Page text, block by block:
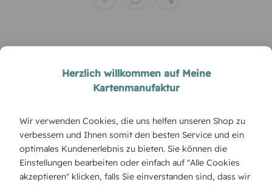
Glückwünsche zum Geburtstag für
Geburtstagssprüchesind so beliebt, weil sie eine
schöne undpersönliche Artsind, jemandemzum
Geburtstag zu gratulieren. Sie können dem
Herzlich willkommen auf Meine
Kartenmanufaktur
Wir verwenden Cookies, die uns helfen unseren Shop zu
verbessern und Ihnen somit den besten Service und ein
optimales Kundenerlebnis zu bieten. Sie können die
Einstellungen bearbeiten oder einfach auf "Alle Cookies
akzeptieren" klicken, falls Sie einverstanden sind, dass wir